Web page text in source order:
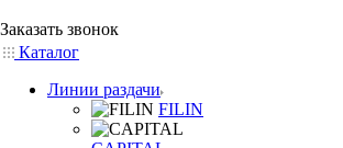
Заказать звонок
Каталог
Линии раздачи
FILIN